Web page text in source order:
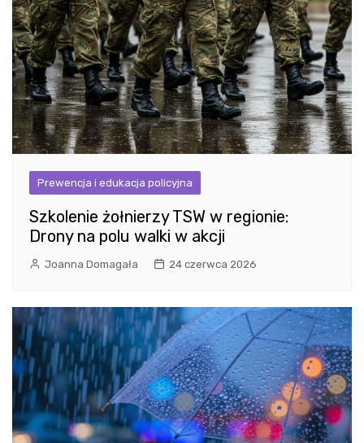
Prewencja i edukacja policyjna
Szkolenie żołnierzy TSW w regionie:
Drony na polu walki w akcji
Joanna Domagała 24 czerwca 2026